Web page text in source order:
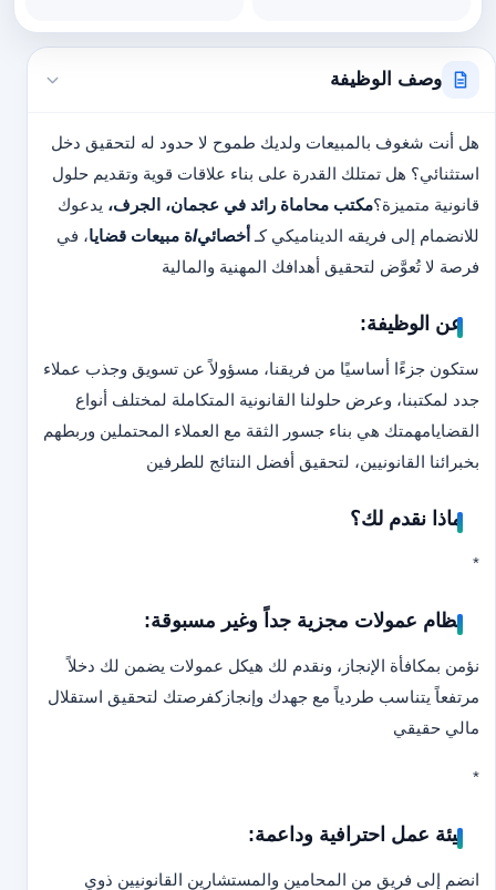
وصف الوظيفة
هل أنت شغوف بالمبيعات ولديك طموح لا حدود له لتحقيق دخل
استثنائي؟ هل تمتلك القدرة على بناء علاقات قوية وتقديم حلول
قانونية متميزة؟مكتب محاماة رائد في عجمان، الجرف، يدعوك
للانضمام إلى فريقه الديناميكي كـ أخصائي/ة مبيعات قضايا، في
فرصة لا تُعوَّض لتحقيق أهدافك المهنية والمالية
عن الوظيفة:
ستكون جزءًا أساسيًا من فريقنا، مسؤولاً عن تسويق وجذب عملاء
جدد لمكتبنا، وعرض حلولنا القانونية المتكاملة لمختلف أنواع
القضايامهمتك هي بناء جسور الثقة مع العملاء المحتملين وربطهم
بخبرائنا القانونيين، لتحقيق أفضل النتائج للطرفين
ماذا نقدم لك؟
*
نظام عمولات مجزية جداً وغير مسبوقة:
نؤمن بمكافأة الإنجاز، ونقدم لك هيكل عمولات يضمن لك دخلاً
مرتفعاً يتناسب طردياً مع جهدك وإنجازكفرصتك لتحقيق استقلال
مالي حقيقي
*
بيئة عمل احترافية وداعمة:
انضم إلى فريق من المحامين والمستشارين القانونيين ذوي